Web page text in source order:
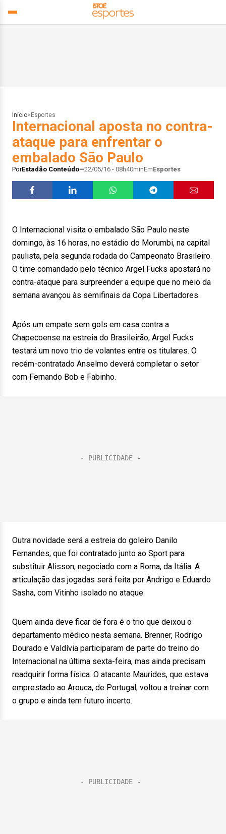
Início> Esportes
Internacional aposta no contra-
ataque para enfrentar o
embalado São Paulo
PorEstadão Conteúdo 22/05/16 - 08h40minEmEsportes
O Internacional visita o embalado São Paulo neste
domingo, às 16 horas, no estádio do Morumbi, na capital
paulista, pela segunda rodada do Campeonato Brasileiro.
O time comandado pelo técnico Argel Fucks apostará no
contra-ataque para surpreender a equipe que no meio da
semana avançou às semifinais da Copa Libertadores.
Após um empate sem gols em casa contra a
Chapecoense na estreia do Brasileirão, Argel Fucks
testará um novo trio de volantes entre os titulares. O
recém-contratado Anselmo deverá completar o setor
com Fernando Bob e Fabinho.
Outra novidade será a estreia do goleiro Danilo
Fernandes, que foi contratado junto ao Sport para
substituir Alisson, negociado com a Roma, da Itália. A
articulação das jogadas será feita por Andrigo e Eduardo
Sasha, com Vitinho isolado no ataque.
Quem ainda deve ficar de fora é o trio que deixou o
departamento médico nesta semana. Brenner, Rodrigo
Dourado e Valdívia participaram de parte do treino do
Internacional na última sexta-feira, mas ainda precisam
readquirir forma física. O atacante Maurides, que estava
emprestado ao Arouca, de Portugal, voltou a treinar com
o grupo e ainda tem futuro incerto.